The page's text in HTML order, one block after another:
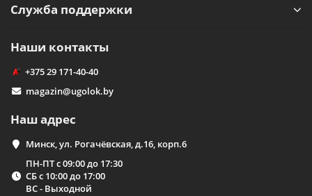
Служба поддержки
Наши контакты
+375 29 171-40-40
magazin@ugolok.by
Наш адрес
Минск, ул. Рогачёвская, д.16, корп.6
ПН-ПТ с 09:00 до 17:30
СБ с 10:00 до 17:00
ВС - Выходной